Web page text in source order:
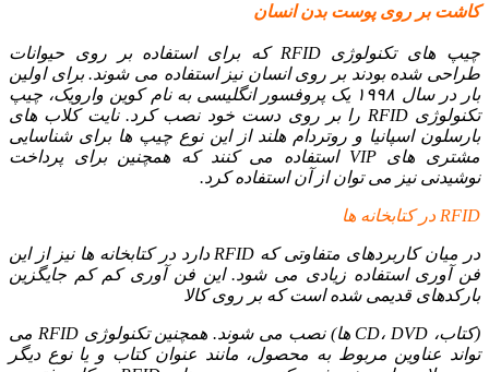
کاشت بر روی پوست بدن انسان
چیپ های تکنولوژی RFID که برای استفاده بر روی حیوانات
طراحی شده بودند بر روی انسان نیز استفاده می شوند. برای اولین
بار در سال ۱۹۹۸ یک پروفسور انگلیسی به نام کوین وارویک، چیپ
تکنولوژی RFID را بر روی دست خود نصب کرد. نایت کلاب های
بارسلون اسپانیا و روتردام هلند از این نوع چیپ ها برای شناسایی
مشتری های VIP استفاده می کنند که همچنین برای پرداخت
نوشیدنی نیز می توان از آن استفاده کرد.
RFID در کتابخانه ها
در میان کاربردهای متفاوتی که RFID دارد در کتابخانه ها نیز از این
فن آوری استفاده زیادی می شود. این فن آوری کم کم جایگزین
بارکدهای قدیمی شده است که بر روی کالا
(کتاب، CD، DVD ها) نصب می شوند. همچنین تکنولوژی RFID می
تواند عناوین مربوط به محصول، مانند عنوان کتاب و یا نوع دیگر